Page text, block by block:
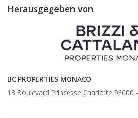
Herausgegeben von
BC PROPERTIES MONACO
13 Boulevard Princesse Charlotte 98000 -